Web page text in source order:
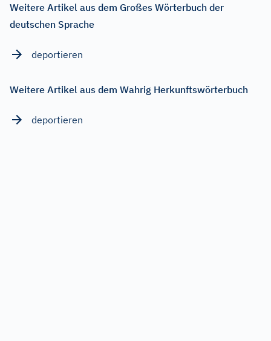
Weitere Artikel aus dem Großes Wörterbuch der
deutschen Sprache
deportieren
Weitere Artikel aus dem Wahrig Herkunftswörterbuch
deportieren